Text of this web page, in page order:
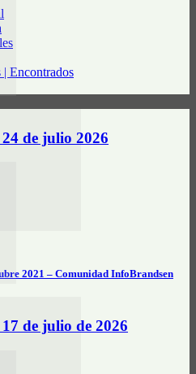
Encontrados
2021 – Comunidad InfoBrandsen
24 de julio 2026
de julio de 2026